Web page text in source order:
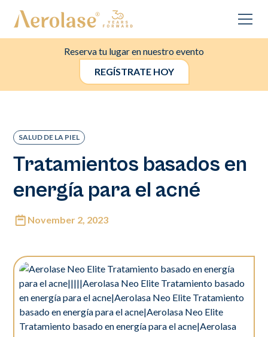
Reserva tu lugar en nuestro evento
REGÍSTRATE HOY
SALUD DE LA PIEL
Tratamientos basados en
energía para el acné
November 2, 2023